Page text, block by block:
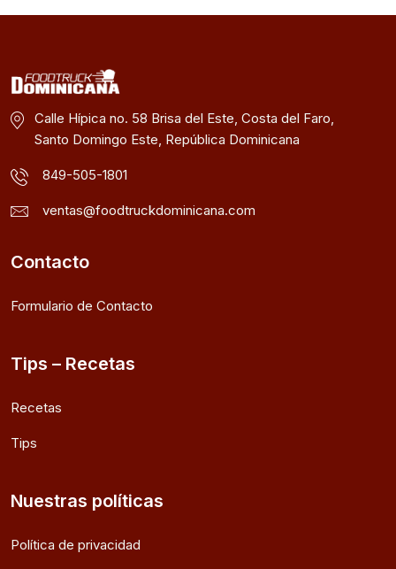
Calle Hípica no. 58 Brisa del Este, Costa del Faro,
Santo Domingo Este, República Dominicana
849-505-1801
ventas@foodtruckdominicana.com
Contacto
Formulario de Contacto
Tips – Recetas
Recetas
Tips
Nuestras políticas
Política de privacidad